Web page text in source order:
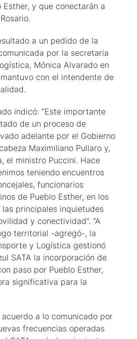
Esther, y que conectarán a
a un pedido de la
por la secretaria
Mónica Alvarado en
con el intendente de
indicó: “Este importante
de un proceso de
adelante por el Gobierno
Maximiliano Pullaro y,
el ministro Puccini. Hace
teniendo encuentros
funcionarios
de Pueblo Esther, en los
principales inquietudes
y conectividad”. “A
territorial -agregó-, la
y Logística gestionó
SATA la incorporación de
paso por Pueblo Esther,
significativa para la
a lo comunicado por
frecuencias operadas